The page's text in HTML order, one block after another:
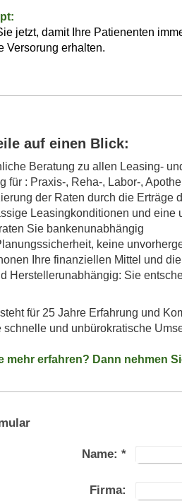
jetzt, damit Ihre Patienenten
Versorung erhalten.
auf einen Blick:
Beratung zu allen Leasing-
für : Praxis-, Reha-, Labor-,
der Raten durch die Erträge
Leasingkonditionen und eine
Sie bankenunabhängig
keine
Ihre finanziellen Mittel und
Herstellerunabhängig: Sie
für 25 Jahre Erfahrung und
schnelle und unbürokratische
mehr erfahren? Dann nehmen
Name: *
Firma: